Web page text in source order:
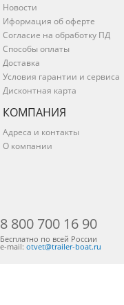
Новости
Иформация об оферте
Согласие на обработку ПД
Способы оплаты
Доставка
Условия гарантии и сервиса
Дисконтная карта
КОМПАНИЯ
Адреса и контакты
О компании
8 800 700 16 90
Бесплатно по всей России
e-mail: otvet@trailer-boat.ru